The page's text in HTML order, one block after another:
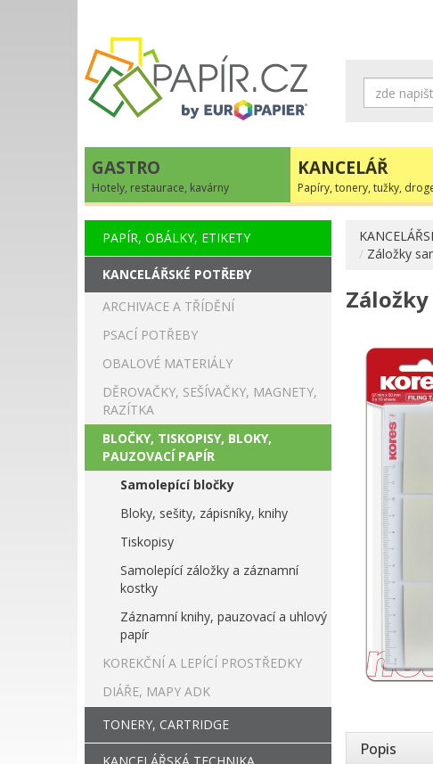
GASTRO
Hotely, restaurace, kavárny
KANCELÁŘ
Papíry, tonery, tužky,
Záložky
Popis
PAPÍR, OBÁLKY, ETIKETY
KANCELÁŘSKÉ POTŘEBY
ARCHIVACE A TŘÍDĚNÍ
PSACÍ POTŘEBY
OBALOVÉ MATERIÁLY
DĚROVAČKY, SEŠÍVAČKY, MAGNETY,
RAZÍTKA
BLOČKY, TISKOPISY, BLOKY,
PAUZOVACÍ PAPÍR
Samolepící bločky
Bloky, sešity, zápisníky, knihy
Tiskopisy
Samolepící záložky a záznamní
kostky
Záznamní knihy, pauzovací a uhlový
papír
KOREKČNÍ A LEPÍCÍ PROSTŘEDKY
DIÁŘE, MAPY ADK
TONERY, CARTRIDGE